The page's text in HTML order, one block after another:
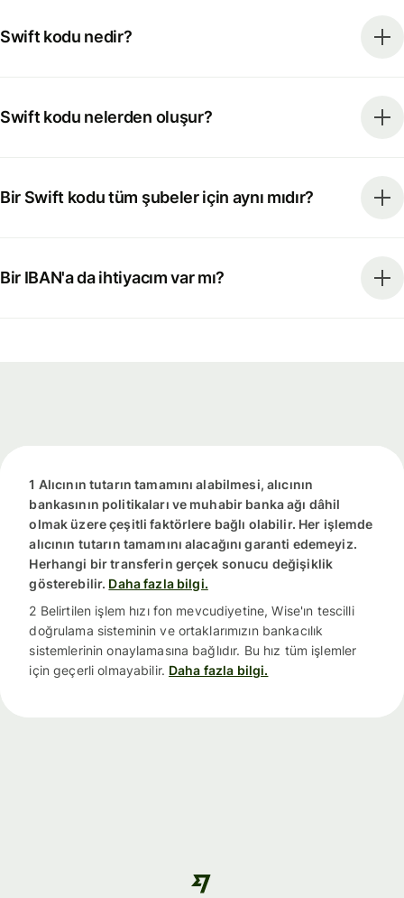
Swift kodu nedir?
Swift kodu nelerden oluşur?
Bir Swift kodu tüm şubeler için aynı mıdır?
Bir IBAN'a da ihtiyacım var mı?
1 Alıcının tutarın tamamını alabilmesi, alıcının
bankasının politikaları ve muhabir banka ağı dâhil
olmak üzere çeşitli faktörlere bağlı olabilir. Her işlemde
alıcının tutarın tamamını alacağını garanti edemeyiz.
Herhangi bir transferin gerçek sonucu değişiklik
gösterebilir. Daha fazla bilgi.
2 Belirtilen işlem hızı fon mevcudiyetine, Wise'ın tescilli
doğrulama sisteminin ve ortaklarımızın bankacılık
sistemlerinin onaylamasına bağlıdır. Bu hız tüm işlemler
için geçerli olmayabilir. Daha fazla bilgi.